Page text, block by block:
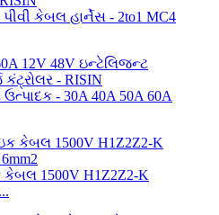
પીવી કેબલ હાર્નેસ - 2to1 MC4
ઉત્પાદક - 30A 40A 50A 60A
કેબલ 1500V H1Z2Z2-K